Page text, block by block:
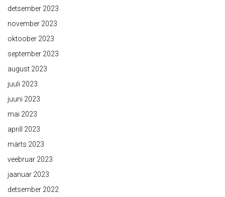
detsember 2023
november 2023
oktoober 2023
september 2023
august 2023
juuli 2023
juuni 2023
mai 2023
aprill 2023
märts 2023
veebruar 2023
jaanuar 2023
detsember 2022